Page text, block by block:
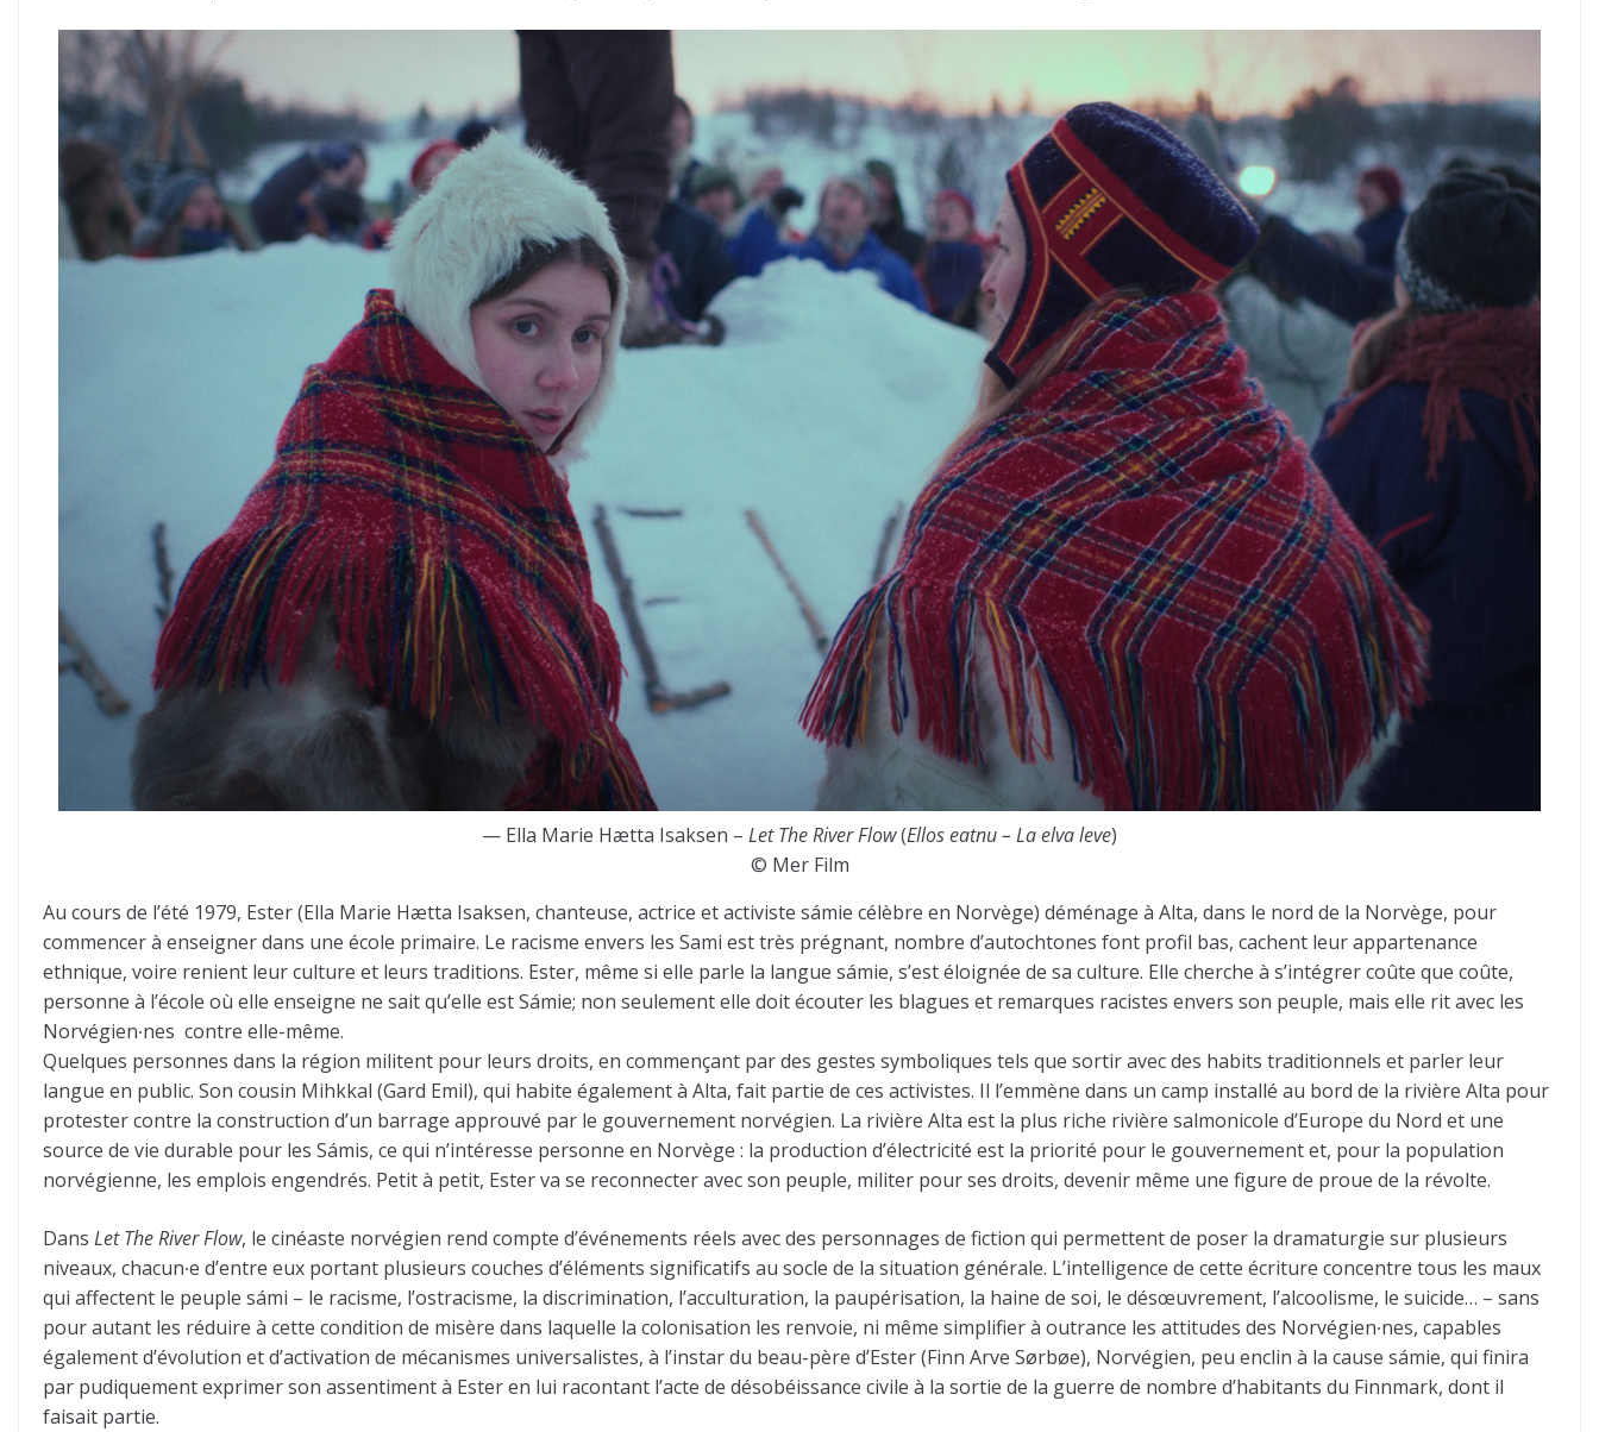
— Ella Marie Hætta Isaksen – Let The River Flow(Ellos eatnu – La elva leve)
© Mer Film
Au cours de l’été 1979, Ester (Ella Marie Hætta Isaksen, chanteuse, actrice et activiste sámie célèbre en Norvège) déménage à Alta, dans le nord de la Norvège, pour
commencer à enseigner dans une école primaire. Le racisme envers les Sami est très prégnant, nombre d’autochtones font profil bas, cachent leur appartenance
ethnique, voire renient leur culture et leurs traditions. Ester, même si elle parle la langue sámie, s’est éloignée de sa culture. Elle cherche à s’intégrer coûte que coûte,
personne à l’école où elle enseigne ne sait qu’elle est Sámie; non seulement elle doit écouter les blagues et remarques racistes envers son peuple, mais elle rit avec les
Norvégien∙nes contre elle-même.
Quelques personnes dans la région militent pour leurs droits, en commençant par des gestes symboliques tels que sortir avec des habits traditionnels et parler leur
langue en public. Son cousin Mihkkal (Gard Emil), qui habite également à Alta, fait partie de ces activistes. Il l’emmène dans un camp installé au bord de la rivière Alta pour
protester contre la construction d’un barrage approuvé par le gouvernement norvégien. La rivière Alta est la plus riche rivière salmonicole d’Europe du Nord et une
source de vie durable pour les Sámis, ce qui n’intéresse personne en Norvège : la production d’électricité est la priorité pour le gouvernement et, pour la population
norvégienne, les emplois engendrés. Petit à petit, Ester va se reconnecter avec son peuple, militer pour ses droits, devenir même une figure de proue de la révolte.
Dans Let The River Flow, le cinéaste norvégien rend compte d’événements réels avec des personnages de fiction qui permettent de poser la dramaturgie sur plusieurs
niveaux, chacun∙e d’entre eux portant plusieurs couches d’éléments significatifs au socle de la situation générale. L’intelligence de cette écriture concentre tous les maux
qui affectent le peuple sámi – le racisme, l’ostracisme, la discrimination, l’acculturation, la paupérisation, la haine de soi, le désœuvrement, l’alcoolisme, le suicide… – sans
pour autant les réduire à cette condition de misère dans laquelle la colonisation les renvoie, ni même simplifier à outrance les attitudes des Norvégien∙nes, capables
également d’évolution et d’activation de mécanismes universalistes, à l’instar du beau-père d’Ester (Finn Arve Sørbøe), Norvégien, peu enclin à la cause sámie, qui finira
par pudiquement exprimer son assentiment à Ester en lui racontant l’acte de désobéissance civile à la sortie de la guerre de nombre d’habitants du Finnmark, dont il
faisait partie.